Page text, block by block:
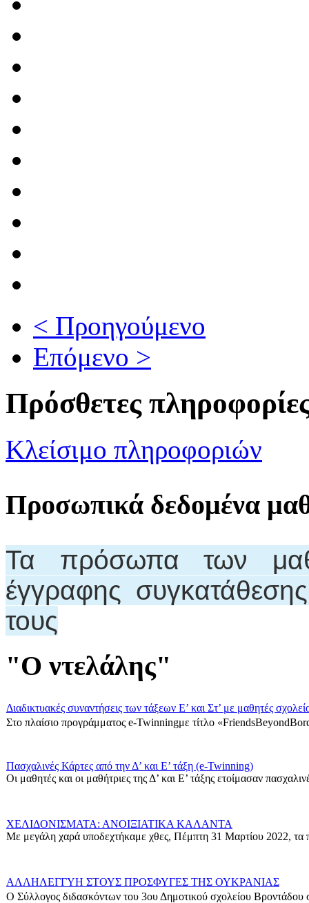
< Προηγούμενο
Επόμενο >
Πρόσθετες
Κλείσιμο πληροφοριών
Προσωπικά δεδομένα
Τα πρόσωπα των
έγγραφης
τους
"Ο ντελάλης"
Διαδικτυακές συναντήσεις των τάξεων Ε’ και Στ’ με μαθητές
Στο πλαίσιο προγράμματος e-Twinningμε τίτλο
Πασχαλινές Κάρτες από την Δ’ και Ε’ τάξη (e-Twinning)
Οι μαθητές και οι μαθήτριες της Δ’ και Ε’ τάξης ετοίμασαν
ΧΕΛΙΔΟΝΙΣΜΑΤΑ: ΑΝΟΙΞΙΑΤΙΚΑ ΚΑΛΑΝΤΑ
Με μεγάλη χαρά υποδεχτήκαμε χθες, Πέμπτη 31 Μαρτίου 2022, τα
ΑΛΛΗΛΕΓΓΥΗ ΣΤΟΥΣ ΠΡΟΣΦΥΓΕΣ ΤΗΣ ΟΥΚΡΑΝΙΑΣ
Ο Σύλλογος διδασκόντων του 3ου Δημοτικού σχολείου